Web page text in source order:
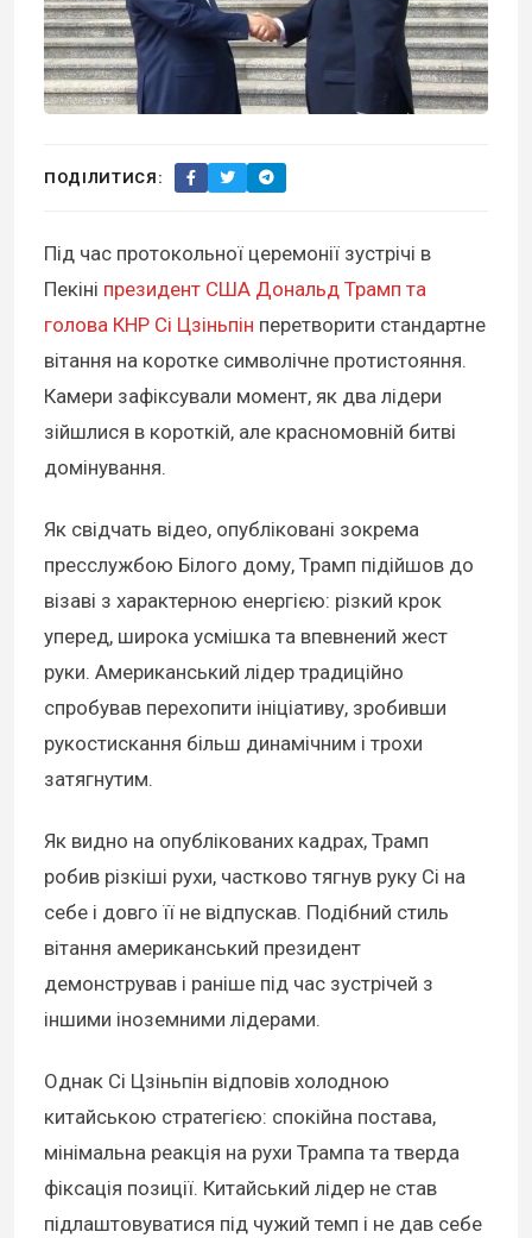
ПОДІЛИТИСЯ:
Під час протокольної церемонії зустрічі в
Пекіні президент США Дональд Трамп та
голова КНР Сі Цзіньпін перетворити стандартне
вітання на коротке символічне протистояння.
Камери зафіксували момент, як два лідери
зійшлися в короткій, але красномовній битві
домінування.
Як свідчать відео, опубліковані зокрема
пресслужбою Білого дому, Трамп підійшов до
візаві з характерною енергією: різкий крок
уперед, широка усмішка та впевнений жест
руки. Американський лідер традиційно
спробував перехопити ініціативу, зробивши
рукостискання більш динамічним і трохи
затягнутим.
Як видно на опублікованих кадрах, Трамп
робив різкіші рухи, частково тягнув руку Сі на
себе і довго її не відпускав. Подібний стиль
вітання американський президент
демонстрував і раніше під час зустрічей з
іншими іноземними лідерами.
Однак Сі Цзіньпін відповів холодною
китайською стратегією: спокійна постава,
мінімальна реакція на рухи Трампа та тверда
фіксація позиції. Китайський лідер не став
підлаштовуватися під чужий темп і не дав себе